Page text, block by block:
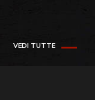
VEDI TUTTE